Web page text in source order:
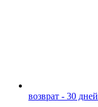
возврат - 30 дней